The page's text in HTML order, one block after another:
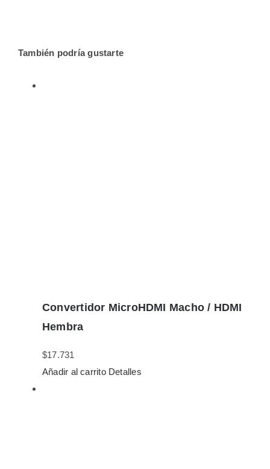
También podría gustarte
Convertidor MicroHDMI Macho / HDMI
Hembra
$17.731
Añadir al carrito Detalles